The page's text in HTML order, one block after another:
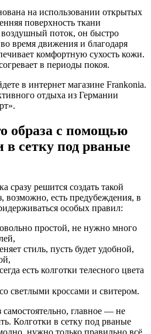
на использовании открытых
поверхность ткани
поток, он быстро
время движения и благодаря
комфортную сухость кожи.
в периоды покоя.
в интернет магазине Frankonia.
отдыха из Германии
образа с помощью
в сетку под рваные
сразу решится создать такой
возможно, есть предубеждения, в
особых правил:
простой, не нужно много
стиль, пусть будет удобной,
есть колготки телесного цвета
светлыми кроссами и свитером.
главное — не
Колготки в сетку под рваные
нужно только правильно всё